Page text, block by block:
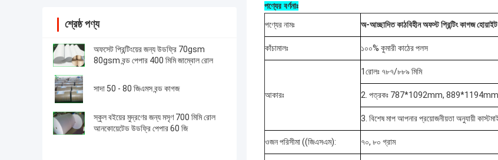
শ্রেষ্ঠ পণ্য
অফসেট প্রিন্টিংয়ের জন্য উডফ্রি 70gsm
80gsm বন্ড পেপার 400 মিমি জাম্বোল রোল
সাদা 50 - 80 জিএমস বন্ড কাগজ
স্কুল বইয়ের মুদ্রণের জন্য মসৃণ 700 মিমি রোল
আনকোয়েটেড উডফ্রি পেপার 60 জি
পণ্যের বর্ণনাঃ
পণ্যের নামঃ
অ-আচ্ছাদিত কাঠবিহীন অফস্ট প্রিন্টিং কাগজ
কাঁচামালঃ ১০০% কুমারী কাঠের পলস
আকারঃ
1রোলঃ ৭৮৭/৮৮৯ মিমি
2. পত্রকঃ 787*1092mm, 889*1194mm
3. বিশেষ মাপ আপনার প্রয়োজনীয়তা অনুযায়ী
ওজন পরিসীমা ((জিএসএম): ৭০, ৮০ গ্রাম